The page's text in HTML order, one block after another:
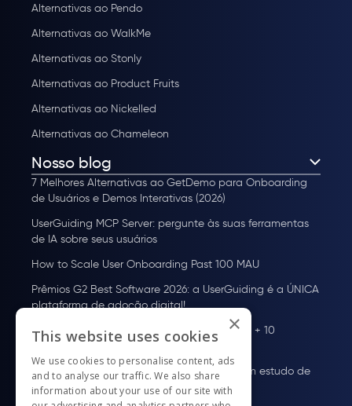
Alternativas ao Pendo
Alternativas ao WalkMe
Alternativas ao Stonly
Alternativas ao Product Fruits
Alternativas ao Nickelled
Alternativas ao Chameleon
Nosso blog
7 Melhores Alternativas ao GetDemo para Onboarding
de Usuários e Demos Interativas (2026)
UserGuiding MCP Server: pergunte às suas ferramentas
de IA sobre seus usuários
How to Scale User Onboarding Past 100 MAU
Prêmios G2 Best Software 2026: a UserGuiding é a ÚNICA
plataforma de adoção digital!
Plataforma de adoção de usuários: o que é + 10
melhores ferramentas para 2026
Onboarding de Usuários em HealthTech: Um estudo de
13 plataformas
×
This website uses cookies
We use cookies to personalise content, ads
and to analyse our traffic. We also share
information about your use of our site with